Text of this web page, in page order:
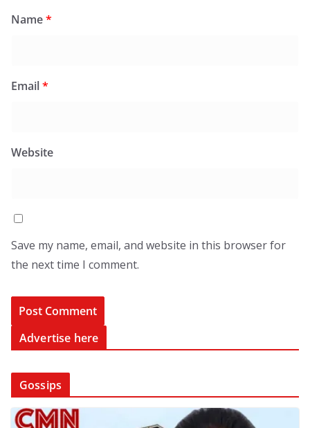
Name*
Email*
Website
Save my name, email, and website in this browser for
the next time I comment.
Advertise here
Gossips